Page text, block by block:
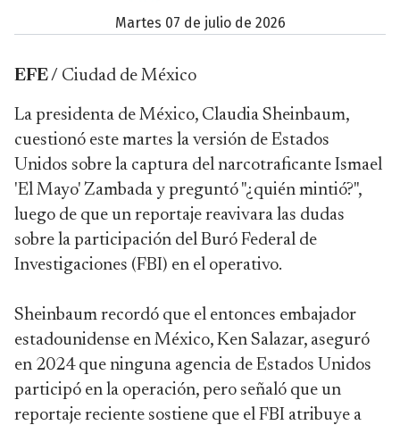
martes 07 de julio de 2026
EFE / Ciudad de México
La presidenta de México, Claudia Sheinbaum,
cuestionó este martes la versión de Estados
Unidos sobre la captura del narcotraficante Ismael
'El Mayo' Zambada y preguntó "¿quién mintió?",
luego de que un reportaje reavivara las dudas
sobre la participación del Buró Federal de
Investigaciones (FBI) en el operativo.
Sheinbaum recordó que el entonces embajador
estadounidense en México, Ken Salazar, aseguró
en 2024 que ninguna agencia de Estados Unidos
participó en la operación, pero señaló que un
reportaje reciente sostiene que el FBI atribuye a